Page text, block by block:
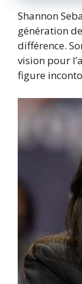
Shannon
génération
différence.
vision pour
figure